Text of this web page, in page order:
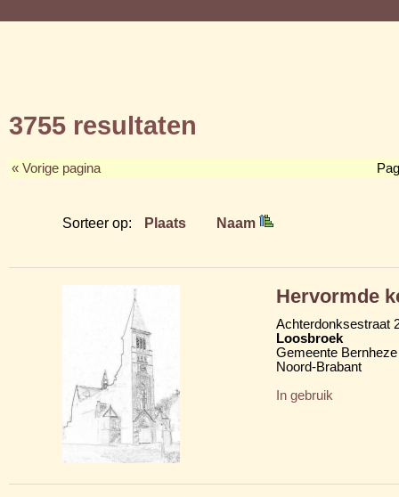
3755 resultaten
« Vorige pagina
Sorteer op: Plaats Naam
Hervormde
Achterdonksestraat
Loosbroek
Gemeente Bernheze
Noord-Brabant
In gebruik